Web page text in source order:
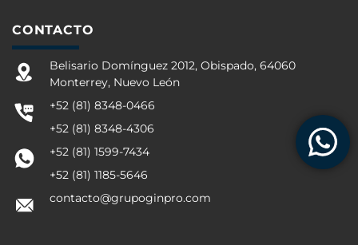
CONTACTO
Belisario Domínguez 2012, Obispado, 64060
Monterrey, Nuevo León
+52 (81) 8348-0466
+52 (81) 8348-4306
+52 (81) 1599-7434
+52 (81) 1185-5646
contacto@grupoginpro.com